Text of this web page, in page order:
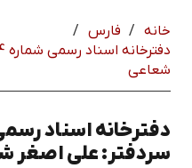
خانه / فارس /
شعاعي
سردفتر: علي اصغر